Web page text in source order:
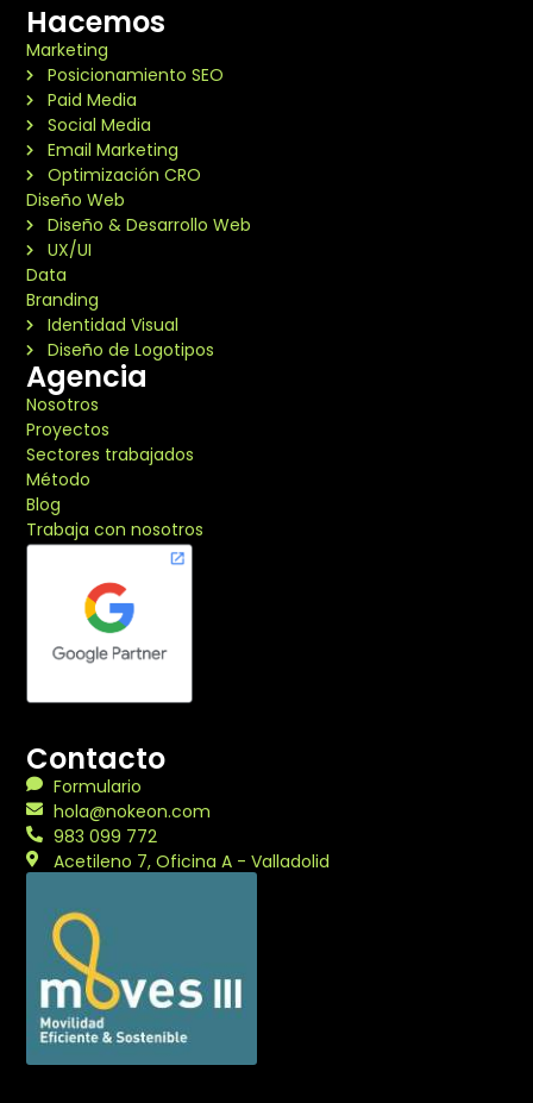
Hacemos
Marketing
Posicionamiento SEO
Paid Media
Social Media
Email Marketing
Optimización CRO
Diseño Web
Diseño & Desarrollo Web
UX/UI
Data
Branding
Identidad Visual
Diseño de Logotipos
Agencia
Nosotros
Proyectos
Sectores trabajados
Método
Blog
Trabaja con nosotros
Contacto
Formulario
hola@nokeon.com
983 099 772
Acetileno 7, Oficina A - Valladolid